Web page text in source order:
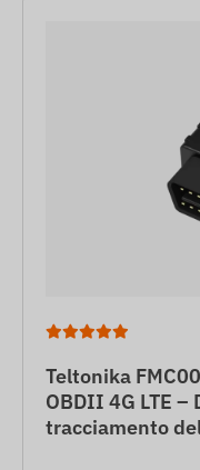
Teltonika
OBDII 4G LTE
tracciamento